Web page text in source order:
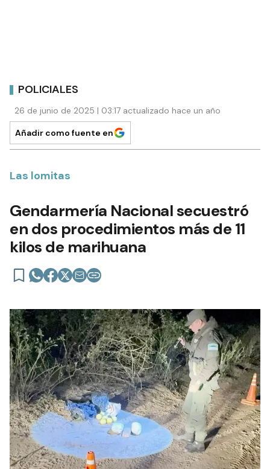
POLICIALES
26 de junio de 2025 | 03:17 actualizado hace un año
Añadir como fuente en
Las lomitas
Gendarmería Nacional secuestró
en dos procedimientos más de 11
kilos de marihuana